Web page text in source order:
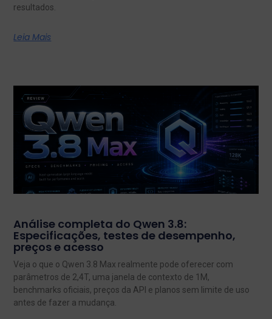
resultados.
Leia Mais
Análise completa do Qwen 3.8:
Especificações, testes de desempenho,
preços e acesso
Veja o que o Qwen 3.8 Max realmente pode oferecer com
parâmetros de 2,4T, uma janela de contexto de 1M,
benchmarks oficiais, preços da API e planos sem limite de uso
antes de fazer a mudança.